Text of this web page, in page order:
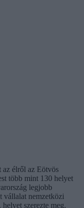
az élről az Eötvös
több mint 130 helyet
legjobb
vállalat nemzetközi
szerezte meg.